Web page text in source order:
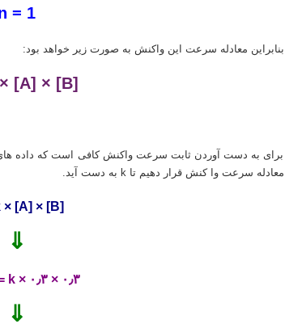
= 1
بنابراین معادله سرعت این واکنش به صورت زیر خواهد بود:
[A] × [B]
برای به دست آوردن ثابت سرعت واکنش کافی است که داده
معادله سرعت وا کنش قرار دهیم تا k به دست آید.
× [A] × [B]
⇓
۰٫۰۰۱۴ = k × ۰٫۳ × ۰٫۳
⇓